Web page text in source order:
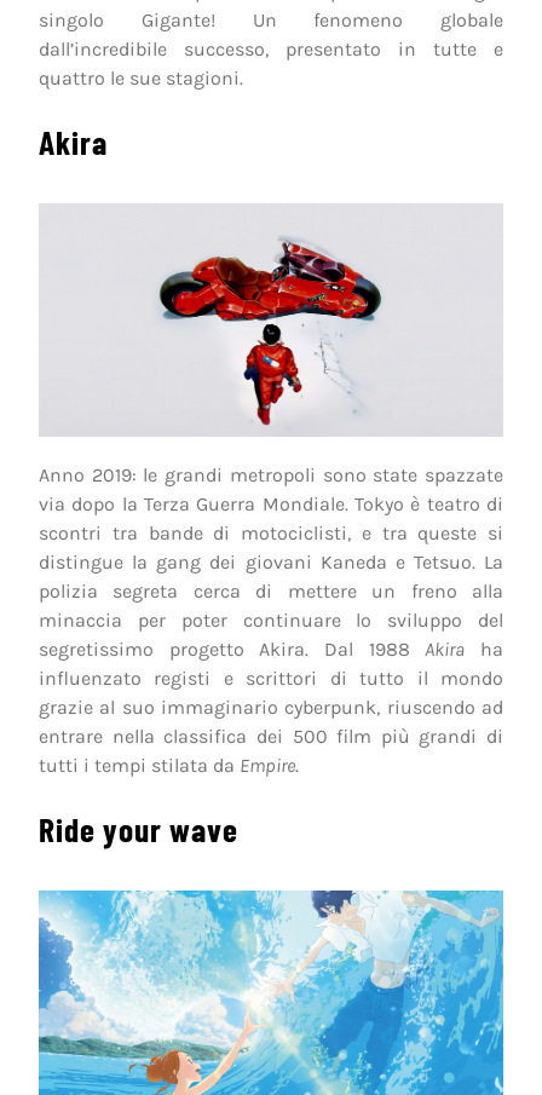
singolo Gigante! Un fenomeno globale
dall’incredibile successo, presentato in tutte e
quattro le sue stagioni.
Akira
Anno 2019: le grandi metropoli sono state spazzate
via dopo la Terza Guerra Mondiale. Tokyo è teatro di
scontri tra bande di motociclisti, e tra queste si
distingue la gang dei giovani Kaneda e Tetsuo. La
polizia segreta cerca di mettere un freno alla
minaccia per poter continuare lo sviluppo del
segretissimo progetto Akira. Dal 1988Akira ha
influenzato registi e scrittori di tutto il mondo
grazie al suo immaginario cyberpunk, riuscendo ad
entrare nella classifica dei 500 film più grandi di
tutti i tempi stilata da Empire.
Ride your wave